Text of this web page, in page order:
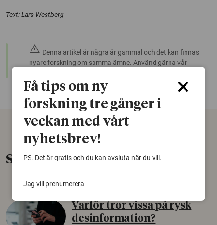
Text: Lars Westberg
warning Denna artikel är några år gammal och det kan finnas
nyare forskning om samma ämne. Använd gärna vår
Senaste nytt
Varför tror vissa på rysk
desinformation?
Få tips om ny
forskning tre gånger i
veckan med vårt
nyhetsbrev!
PS. Det är gratis och du kan avsluta när du vill.
Jag vill prenumerera